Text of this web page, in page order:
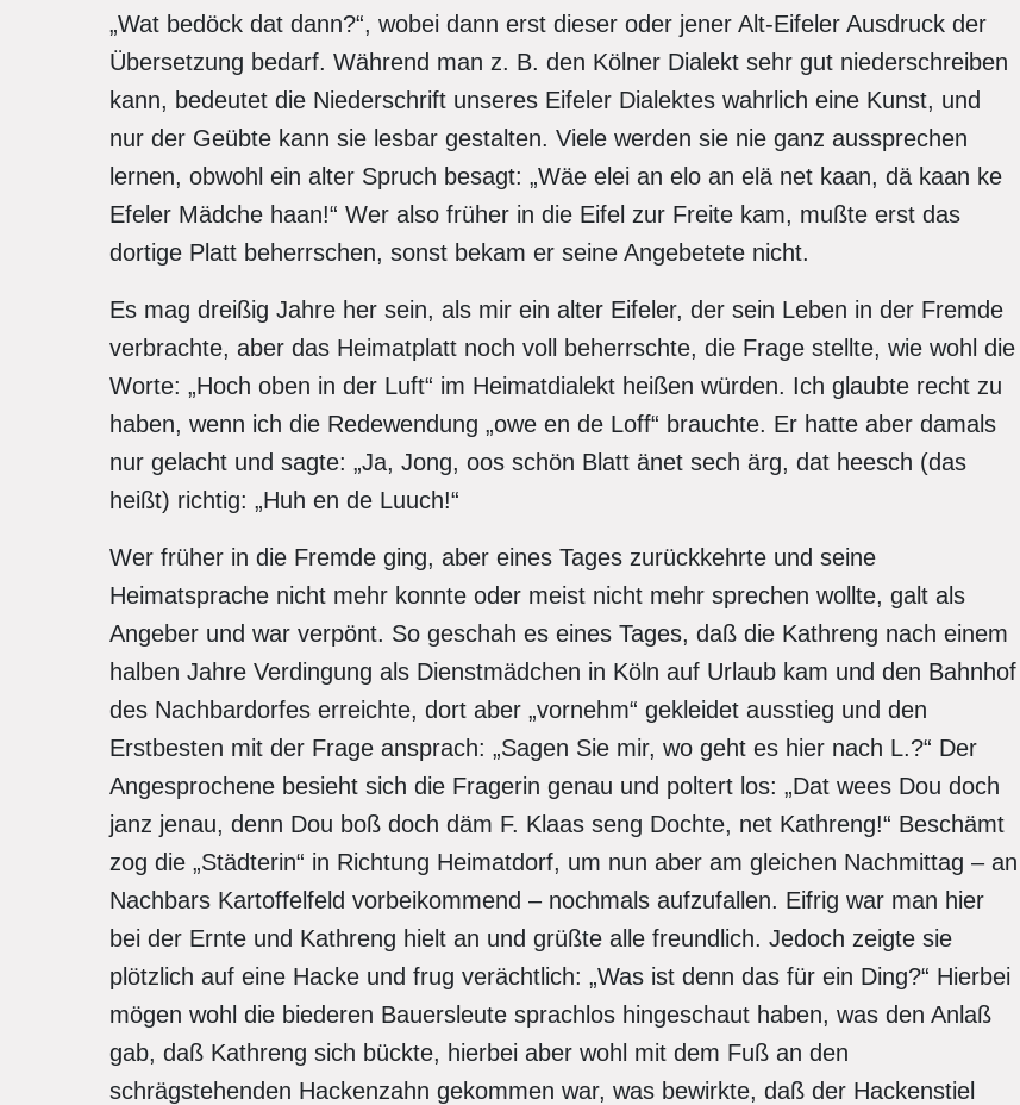
„Wat bedöck dat dann?“, wobei dann erst dieser oder jener Alt-Eifeler Ausdruck der
Übersetzung bedarf. Während man z. B. den Kölner Dialekt sehr gut niederschreiben
kann, bedeutet die Niederschrift unseres Eifeler Dialektes wahrlich eine Kunst, und
nur der Geübte kann sie lesbar gestalten. Viele werden sie nie ganz aussprechen
lernen, obwohl ein alter Spruch besagt: „Wäe elei an elo an elä net kaan, dä kaan ke
Efeler Mädche haan!“ Wer also früher in die Eifel zur Freite kam, mußte erst das
dortige Platt beherrschen, sonst bekam er seine Angebetete nicht.
Es mag dreißig Jahre her sein, als mir ein alter Eifeler, der sein Leben in der Fremde
verbrachte, aber das Heimatplatt noch voll beherrschte, die Frage stellte, wie wohl die
Worte: „Hoch oben in der Luft“ im Heimatdialekt heißen würden. Ich glaubte recht zu
haben, wenn ich die Redewendung „owe en de Loff“ brauchte. Er hatte aber damals
nur gelacht und sagte: „Ja, Jong, oos schön Blatt änet sech ärg, dat heesch (das
heißt) richtig: „Huh en de Luuch!“
Wer früher in die Fremde ging, aber eines Tages zurückkehrte und seine
Heimatsprache nicht mehr konnte oder meist nicht mehr sprechen wollte, galt als
Angeber und war verpönt. So geschah es eines Tages, daß die Kathreng nach einem
halben Jahre Verdingung als Dienstmädchen in Köln auf Urlaub kam und den Bahnhof
des Nachbardorfes erreichte, dort aber „vornehm“ gekleidet ausstieg und den
Erstbesten mit der Frage ansprach: „Sagen Sie mir, wo geht es hier nach L.?“ Der
Angesprochene besieht sich die Fragerin genau und poltert los: „Dat wees Dou doch
janz jenau, denn Dou boß doch däm F. Klaas seng Dochte, net Kathreng!“ Beschämt
zog die „Städterin“ in Richtung Heimatdorf, um nun aber am gleichen Nachmittag – an
Nachbars Kartoffelfeld vorbeikommend – nochmals aufzufallen. Eifrig war man hier
bei der Ernte und Kathreng hielt an und grüßte alle freundlich. Jedoch zeigte sie
plötzlich auf eine Hacke und frug verächtlich: „Was ist denn das für ein Ding?“ Hierbei
mögen wohl die biederen Bauersleute sprachlos hingeschaut haben, was den Anlaß
gab, daß Kathreng sich bückte, hierbei aber wohl mit dem Fuß an den
schrägstehenden Hackenzahn gekommen war, was bewirkte, daß der Hackenstiel